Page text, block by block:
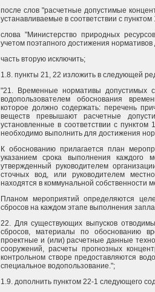
после слов "расчетные допустимые
устанавливаемые в соответствии с
слова "Министерство природных
учетом поэтапного достижения
часть вторую исключить;
1.8. пункты 21, 22 изложить в следующей
"21. Временные нормативы допустимых
водопользователем обоснования
которое должно содержать: перечень
веществ превышают расчетные
установленные в соответствии с
необходимо выполнить для достижения
К обоснованию прилагается план
указанием срока выполнения каждого
утвержденный руководителем
сточных вод, или руководителем
находятся в коммунальной собственности
Планом мероприятий определяются
сбросов на каждом этапе выполнения
22. Для существующих выпусков
сбросов, материалы по обоснованию
проектные и (или) расчетные данные
сооружений, расчеты прогнозных
контрольном створе предоставляются
специальное водопользование.";
1.9. дополнить пунктом 22-1 следующего